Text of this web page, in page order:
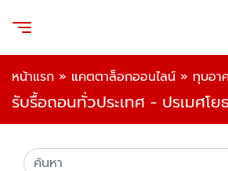
หน้าแรก » แคตตาล็อกออนไลน์ » ทุบอา
รับรื้อถอนทั่วประเทศ - ปรเมศโย